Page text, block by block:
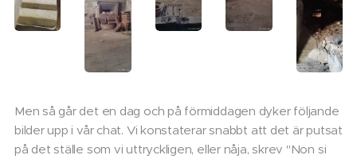
Men så går det en dag och på förmiddagen dyker följande
bilder upp i vår chat. Vi konstaterar snabbt att det är putsat
på det ställe som vi uttryckligen, eller nåja, skrev "Non si